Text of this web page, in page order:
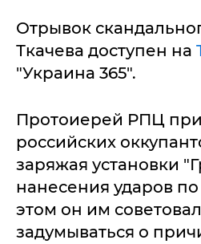
Отрывок
Ткачева доступен на
"Украина 365".
Протоиерей РПЦ
российских
заряжая установки
нанесения ударов
этом он им
задумываться о